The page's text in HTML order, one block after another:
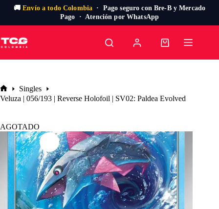
🚚Envío a todo Colombia · Pago seguro con Bre-B y Mercado
Pago · Atención por WhatsApp
al
contenido
Carro
Inicio
Singles
Veluza | 056/193 | Reverse Holofoil | SV02: Paldea Evolved
AGOTADO